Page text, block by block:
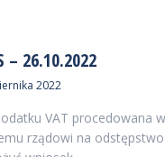
– 26.10.2022
2022
VAT procedowana
rządowi na